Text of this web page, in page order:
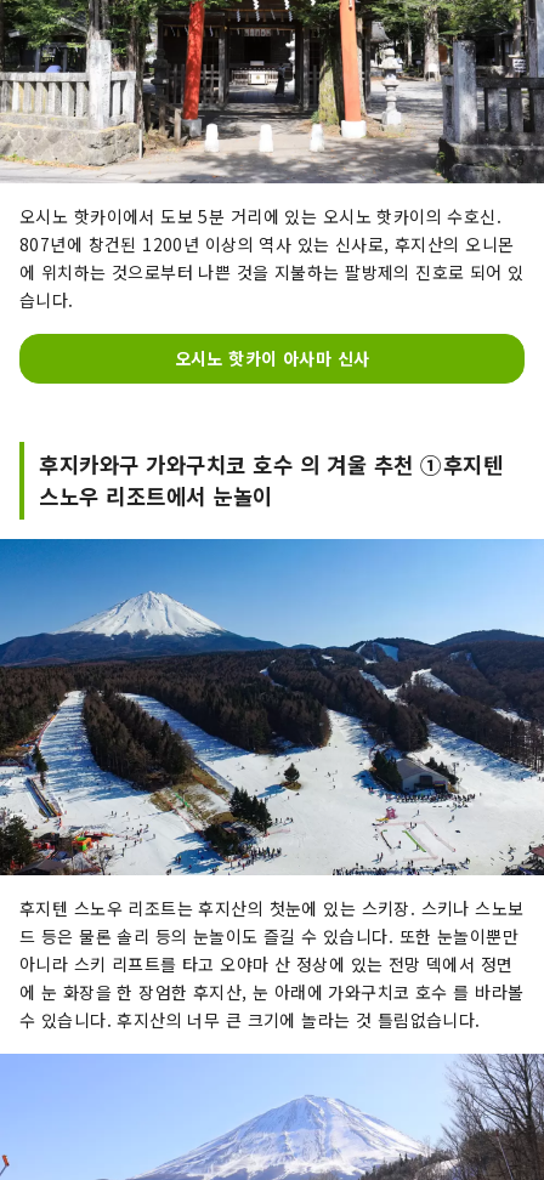
오시노 핫카이에서 도보 5분 거리에 있는 오시노 핫카이의 수호신.
807년에 창건된 1200년 이상의 역사 있는 신사로, 후지산의 오니몬
에 위치하는 것으로부터 나쁜 것을 지불하는 팔방제의 진호로 되어 있
습니다.
오시노 핫카이 아사마 신사
후지카와구 가와구치코 호수 의 겨울 추천 ①후지텐
스노우 리조트에서 눈놀이
후지텐 스노우 리조트는 후지산의 첫눈에 있는 스키장. 스키나 스노보
드 등은 물론 솔리 등의 눈놀이도 즐길 수 있습니다. 또한 눈놀이뿐만
아니라 스키 리프트를 타고 오야마 산 정상에 있는 전망 덱에서 정면
에 눈 화장을 한 장엄한 후지산, 눈 아래에 가와구치코 호수 를 바라볼
수 있습니다. 후지산의 너무 큰 크기에 놀라는 것 틀림없습니다.